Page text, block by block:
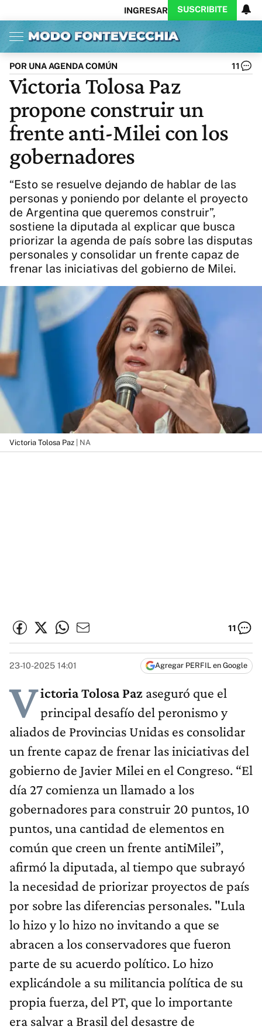
INGRESAR SUSCRIBITE
Inicio Ahora
Opinión
Política
Ciencia
Protagonistas
Cultura
Arte
Educación
CARAS
Exitoina
Turismo
Videos
Córdoba
Reperfilar
Business
Noticias
Exitoina
Diario del Juicio
Actualidad
POR UNA AGENDA COMÚN 11
Victoria Tolosa Paz
propone construir un
frente anti-Milei con los
gobernadores
“Esto se resuelve dejando de hablar de las
personas y poniendo por delante el proyecto
de Argentina que queremos construir”,
sostiene la diputada al explicar que busca
priorizar la agenda de país sobre las disputas
personales y consolidar un frente capaz de
frenar las iniciativas del gobierno de Milei.
Victoria Tolosa Paz | NA
11
23-10-2025 14:01 Agregar PERFIL en Google
Victoria Tolosa Paz aseguró que el
principal desafío del peronismo y
aliados de Provincias Unidas es consolidar
un frente capaz de frenar las iniciativas del
gobierno de Javier Milei en el Congreso. “El
día 27 comienza un llamado a los
gobernadores para construir 20 puntos, 10
puntos, una cantidad de elementos en
común que creen un frente antiMilei”,
afirmó la diputada, al tiempo que subrayó
la necesidad de priorizar proyectos de país
por sobre las diferencias personales. "Lula
lo hizo y lo hizo no invitando a que se
abracen a los conservadores que fueron
parte de su acuerdo político. Lo hizo
explicándole a su militancia política de su
propia fuerza, del PT, que lo importante
era salvar a Brasil del desastre de